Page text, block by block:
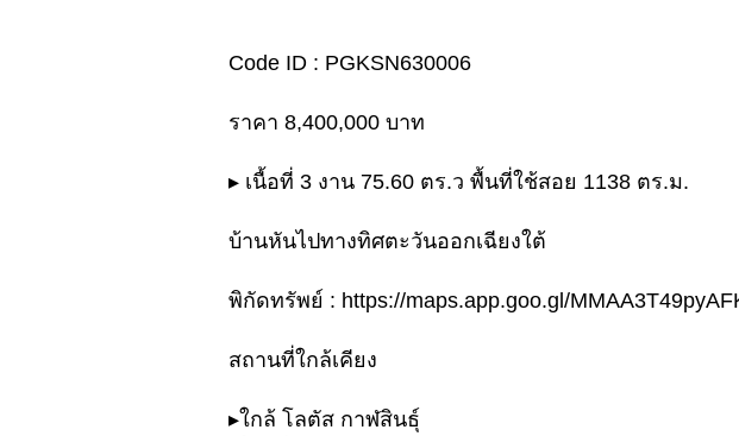
Code ID : PGKSN630006
ราคา 8,400,000 บาท
▸ เนื้อที่ 3 งาน 75.60 ตร.ว พื้นที่ใช้สอย 1138 ตร.ม.
บ้านหันไปทางทิศตะวันออกเฉียงใต้
พิกัดทรัพย์ : https://maps.app.goo.gl/
สถานที่ใกล้เคียง
▸ใกล้ โลตัส กาฬสินธุ์